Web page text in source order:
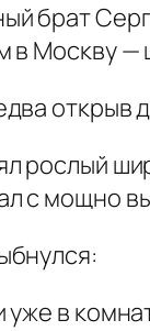
брат
в Москву —
открыв
рослый
с мощно
в